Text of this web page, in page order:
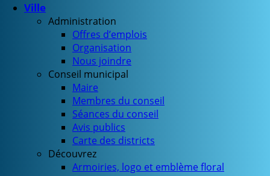
Ville
Administration
Offres d’emplois
Organisation
Nous joindre
Conseil municipal
Maire
Membres du conseil
Séances du conseil
Avis publics
Carte des districts
Découvrez
Armoiries, logo et emblème floral